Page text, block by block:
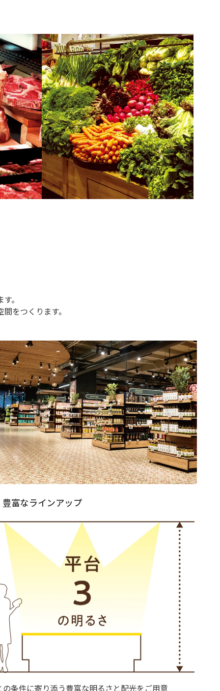
。
をつくります。
豊富なラインアップ
条件に寄り添う豊富な明るさと配光をご用意